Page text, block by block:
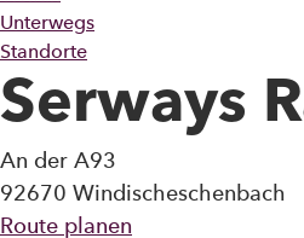
Gastronomie
Unterwegs
Familie Business
Standorte
Serways
An der A93
92670 Windischeschenbach
Route planen